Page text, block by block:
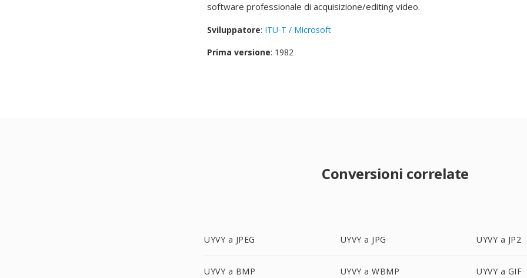
software professionale di acquisizione/editing video.
Sviluppatore: ITU-T / Microsoft
Prima versione: 1982
Conversioni correlate
UYVY a JPEG UYVY a JPG UYVY a JP2
UYVY a BMP UYVY a WBMP UYVY a GIF